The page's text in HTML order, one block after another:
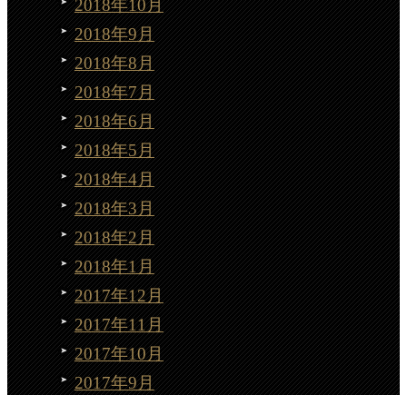
2018年10月
2018年9月
2018年8月
2018年7月
2018年6月
2018年5月
2018年4月
2018年3月
2018年2月
2018年1月
2017年12月
2017年11月
2017年10月
2017年9月